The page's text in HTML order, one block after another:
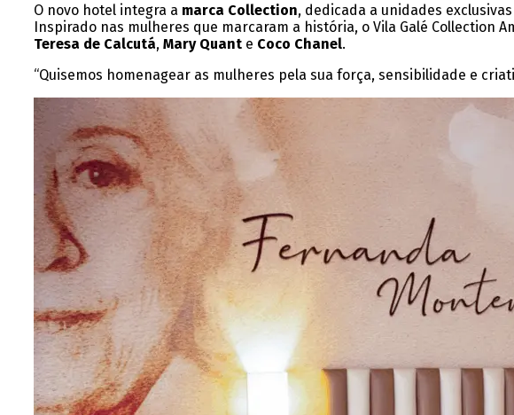
O novo hotel integra a marca Collection, dedicada a unidades
Inspirado nas mulheres que marcaram a história, o Vila Galé Collection
Teresa de Calcutá, Mary Quante Coco Chanel.
“Quisemos homenagear as mulheres pela sua força, sensibilidade e